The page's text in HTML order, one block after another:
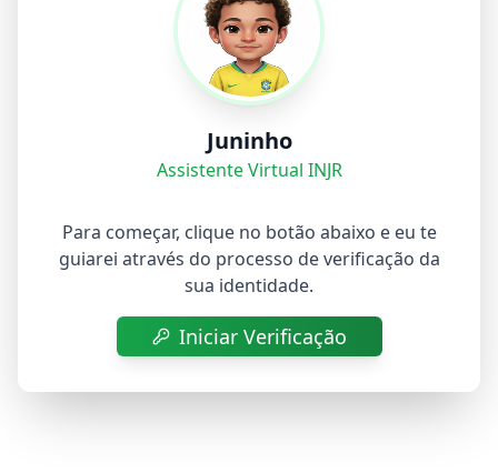
Juninho
Assistente Virtual INJR
Para começar, clique no botão abaixo e eu te
guiarei através do processo de verificação da
sua identidade.
Iniciar Verificação